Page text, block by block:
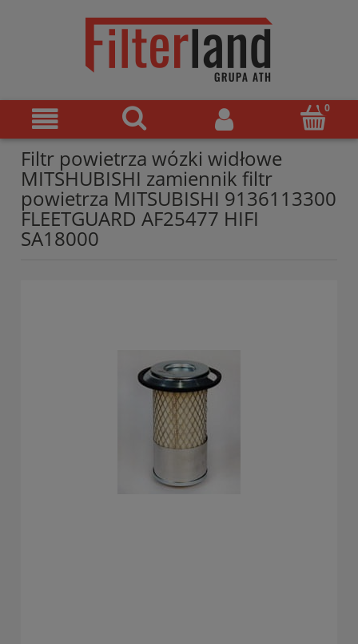
Filtr powietrza wózki widłowe
MITSHUBISHI zamiennik filtr
powietrza MITSUBISHI 9136113300
FLEETGUARD AF25477 HIFI
SA18000